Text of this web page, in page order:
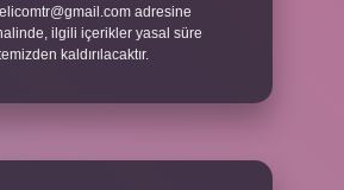
adresine
ilgili içerikler yasal süre
kaldırılacaktır.